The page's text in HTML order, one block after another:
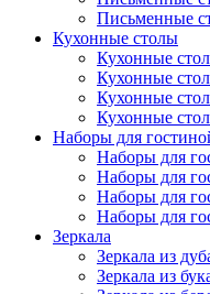
Письменные
Кухонные столы
Кухонные
Кухонные
Кухонные
Кухонные
Наборы для
Наборы для
Наборы для
Наборы для
Наборы для
Зеркала
Зеркала из
Зеркала из